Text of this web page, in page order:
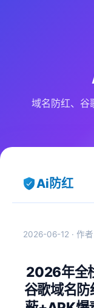
域名防红、谷
Ai防红
2026-06-12 · 作
2026年全
谷歌域名